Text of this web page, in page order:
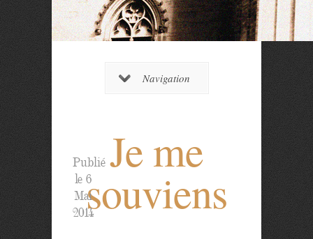
Navigation
Je me
souviens
Publié
le 6
Mai
2014